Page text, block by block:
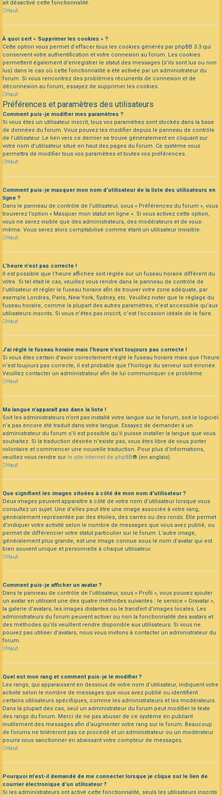
ait désactivé cette fonctionnalité.
Haut
À quoi sert « Supprimer les cookies » ?
Cette option vous permet d’effacer tous les cookies générés par phpBB 3.3 qui
conservent votre authentification et votre connexion au forum. Les cookies
permettent également d’enregistrer le statut des messages (s’ils sont lus ou non
lus) dans le cas où cette fonctionnalité a été activée par un administrateur du
forum. Si vous rencontrez des problèmes récurrents de connexion et de
déconnexion au forum, essayez de supprimer les cookies.
Haut
Préférences et paramètres des utilisateurs
Comment puis-je modifier mes paramètres ?
Si vous êtes un utilisateur inscrit, tous vos paramètres sont stockés dans la base
de données du forum. Vous pouvez les modifier depuis le panneau de contrôle
de l’utilisateur. Le lien vers ce dernier se trouve généralement en cliquant sur
votre nom d’utilisateur situé en haut des pages du forum. Ce système vous
permettra de modifier tous vos paramètres et toutes vos préférences.
Haut
Comment puis-je masquer mon nom d’utilisateur de la liste des utilisateurs en
ligne ?
Dans le panneau de contrôle de l’utilisateur, sous « Préférences du forum », vous
trouverez l’option « Masquer mon statut en ligne ». Si vous activez cette option,
vous ne serez visible que des administrateurs, des modérateurs et de vous-
même. Vous serez alors comptabilisé comme étant un utilisateur invisible.
Haut
L’heure n’est pas correcte !
Il est possible que l’heure affichée soit réglée sur un fuseau horaire différent du
vôtre. Si tel était le cas, veuillez vous rendre dans le panneau de contrôle de
l’utilisateur et régler le fuseau horaire afin de trouver votre zone adéquate, par
exemple Londres, Paris, New York, Sydney, etc. Veuillez noter que le réglage du
fuseau horaire, comme la plupart des autres paramètres, n’est accessible qu’aux
utilisateurs inscrits. Si vous n’êtes pas inscrit, c’est l’occasion idéale de le faire.
Haut
J’ai réglé le fuseau horaire mais l’heure n’est toujours pas correcte !
Si vous êtes certain d’avoir correctement réglé le fuseau horaire mais que l’heure
n’est toujours pas correcte, il est probable que l’horloge du serveur soit erronée.
Veuillez contacter un administrateur afin de lui communiquer ce problème.
Haut
Ma langue n’apparaît pas dans la liste !
Soit les administrateurs n’ont pas installé votre langue sur le forum, soit le logiciel
n’a pas encore été traduit dans votre langue. Essayez de demander à un
administrateur du forum s’il est possible qu’il puisse installer la langue que vous
souhaitez. Si la traduction désirée n’existe pas, vous êtes libre de vous porter
volontaire et commencer une nouvelle traduction. Pour plus d’informations,
veuillez vous rendre sur le site internet de phpBB® (en anglais).
Haut
Que signifient les images situées à côté de mon nom d’utilisateur ?
Deux images peuvent apparaître à côté de votre nom d’utilisateur lorsque vous
consultez un sujet. Une d’elles peut être une image associée à votre rang,
généralement représentée par des étoiles, des carrés ou des ronds. Elle permet
d’indiquer votre activité selon le nombre de messages que vous avez publié, ou
permet de différencier votre statut particulier sur le forum. L’autre image,
généralement plus grande, est une image connue sous le nom d’avatar qui est
bien souvent unique et personnelle à chaque utilisateur.
Haut
Comment puis-je afficher un avatar ?
Dans le panneau de contrôle de l’utilisateur, sous « Profil », vous pouvez ajouter
un avatar en utilisant une des quatre méthodes suivantes : le service « Gravatar »,
la galerie d’avatars, les images distantes ou le transfert d’images locales. Les
administrateurs du forum peuvent activer ou non la fonctionnalité des avatars et
des méthodes qu’ils veuillent rendre disponible aux utilisateurs. Si vous ne
pouvez pas utiliser d’avatars, nous vous invitons à contacter un administrateur du
forum.
Haut
Quel est mon rang et comment puis-je le modifier ?
Les rangs, qui apparaissent en dessous de votre nom d’utilisateur, indiquent votre
activité selon le nombre de messages que vous avez publié ou identifient
certains utilisateurs spécifiques, comme les administrateurs et les modérateurs.
Dans la plupart des cas, seul un administrateur du forum peut modifier le texte
des rangs du forum. Merci de ne pas abuser de ce système en publiant
inutilement des messages afin d’augmenter votre rang sur le forum. Beaucoup
de forums ne toléreront pas ce procédé et un administrateur ou un modérateur
pourra vous sanctionner en abaissant votre compteur de messages.
Haut
Pourquoi m’est-il demandé de me connecter lorsque je clique sur le lien de
courrier électronique d’un utilisateur ?
Si les administrateurs ont activé cette fonctionnalité, seuls les utilisateurs inscrits